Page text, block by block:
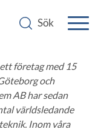
AB i
företag med 15
och
AB har sedan
världsledande
Inom våra